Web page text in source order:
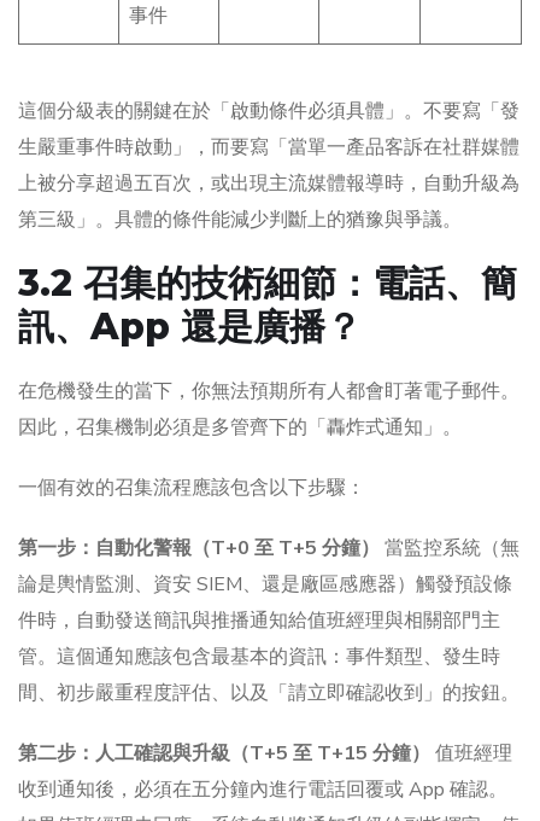
事件
這個分級表的關鍵在於「啟動條件必須具體」。不要寫「發
生嚴重事件時啟動」，而要寫「當單一產品客訴在社群媒體
上被分享超過五百次，或出現主流媒體報導時，自動升級為
第三級」。具體的條件能減少判斷上的猶豫與爭議。
3.2 召集的技術細節：電話、簡
訊、App 還是廣播？
在危機發生的當下，你無法預期所有人都會盯著電子郵件。
因此，召集機制必須是多管齊下的「轟炸式通知」。
一個有效的召集流程應該包含以下步驟：
第一步：自動化警報（T+0 至 T+5 分鐘） 當監控系統（無
論是輿情監測、資安 SIEM、還是廠區感應器）觸發預設條
件時，自動發送簡訊與推播通知給值班經理與相關部門主
管。這個通知應該包含最基本的資訊：事件類型、發生時
間、初步嚴重程度評估、以及「請立即確認收到」的按鈕。
第二步：人工確認與升級（T+5 至 T+15 分鐘） 值班經理
收到通知後，必須在五分鐘內進行電話回覆或 App 確認。